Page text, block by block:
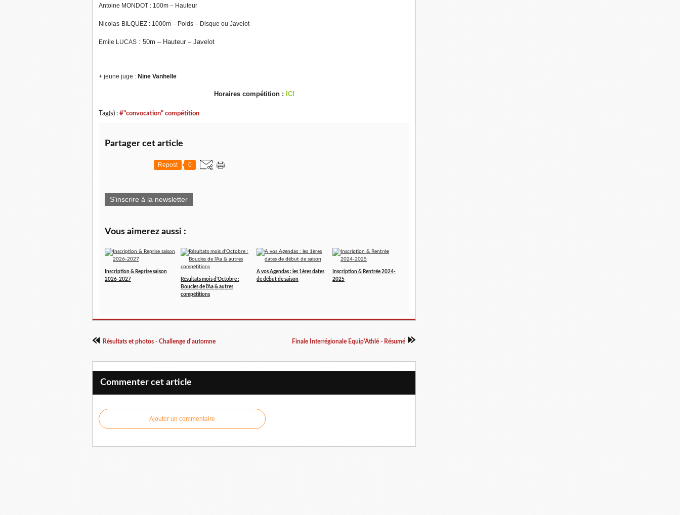
Antoine MONDOT : 100m – Hauteur
Nicolas BILQUEZ : 1000m – Poids – Disque ou Javelot
Emile LUCAS : 50m – Hauteur – Javelot
+ jeune juge : Nine Vanhelle
Horaires compétition : ICI
Tag(s) : #"convocation" compétition
Partager cet article
Repost 0
S'inscrire à la newsletter
Vous aimerez aussi :
Inscription & Reprise saison
2026-2027
Résultats mois d'Octobre :
Boucles de l'Aa & autres
compétitions
A vos Agendas : les 1ères dates
de début de saison
Inscription & Rentrée 2024-
2025
Résultats et photos - Challenge d'automne Finale Interrégionale Equip'Athlé - Résumé
Commenter cet article
Ajouter un commentaire